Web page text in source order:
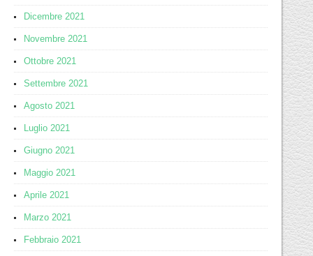
Dicembre 2021
Novembre 2021
Ottobre 2021
Settembre 2021
Agosto 2021
Luglio 2021
Giugno 2021
Maggio 2021
Aprile 2021
Marzo 2021
Febbraio 2021